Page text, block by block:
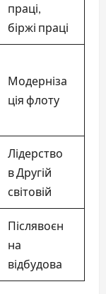
праці,
біржі праці
Модерніза
ція флоту
Лідерство
в Другій
світовій
Післявоєн
на
відбудова